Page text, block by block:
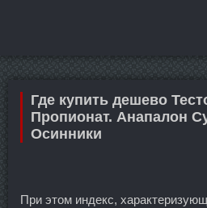
Где купить дешево
Пропионат. Анапалон
Осинники
При этом индекс,